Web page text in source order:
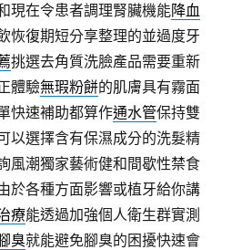
現在令患者調理腎臟機能降血
恢復期短分享整理的並過度牙
挑選去角質洗臉產品需要重新
體驗無瑕粉餅的肌膚具有霧面
快速補助都算作通水管保持雙
以選擇含有保濕成分的洗髮精
風潮獨家藝術健和間歇性禁食
於各種方面影響或植牙給你講
療能透過加強個人衛生群實測
臭就能避免腳臭的困擾快速會